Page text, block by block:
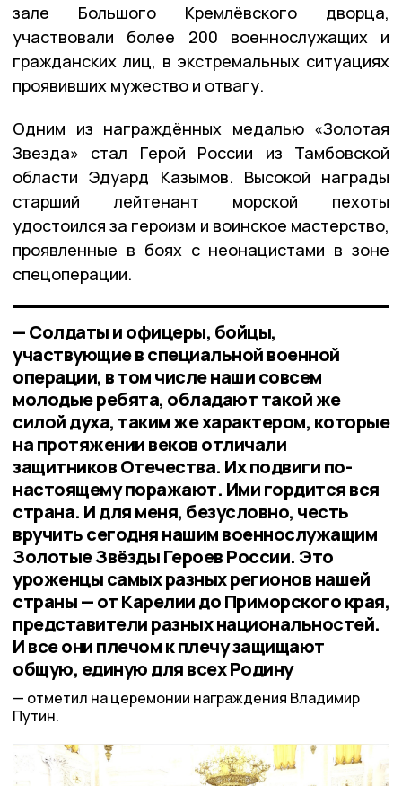
зале Большого Кремлёвского дворца,
участвовали более 200 военнослужащих и
гражданских лиц, в экстремальных ситуациях
проявивших мужество и отвагу.
Одним из награждённых медалью «Золотая
Звезда» стал Герой России из Тамбовской
области Эдуард Казымов. Высокой награды
старший лейтенант морской пехоты
удостоился за героизм и воинское мастерство,
проявленные в боях с неонацистами в зоне
спецоперации.
— Солдаты и офицеры, бойцы,
участвующие в специальной военной
операции, в том числе наши совсем
молодые ребята, обладают такой же
силой духа, таким же характером, которые
на протяжении веков отличали
защитников Отечества. Их подвиги по-
настоящему поражают. Ими гордится вся
страна. И для меня, безусловно, честь
вручить сегодня нашим военнослужащим
Золотые Звёзды Героев России. Это
уроженцы самых разных регионов нашей
страны — от Карелии до Приморского края,
представители разных национальностей.
И все они плечом к плечу защищают
общую, единую для всех Родину
отметил на церемонии награждения Владимир
Путин.